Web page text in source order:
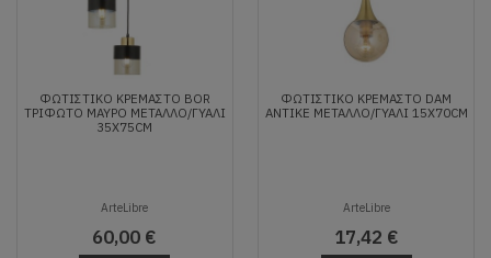
ΦΩΤΙΣΤΙΚΌ ΚΡΕΜΑΣΤΌ BOR
ΤΡΊΦΩΤΟ ΜΑΎΡΟ ΜΈΤΑΛΛΟ/ΓΥΑΛΊ
35X75CM
ArteLibre
60,00 €
ΦΩΤΙΣΤΙΚΌ ΚΡΕΜΑΣΤΌ DAM
ΑΝΤΙΚΈ ΜΈΤΑΛΛΟ/ΓΥΑΛΊ 15X70CM
ArteLibre
17,42 €